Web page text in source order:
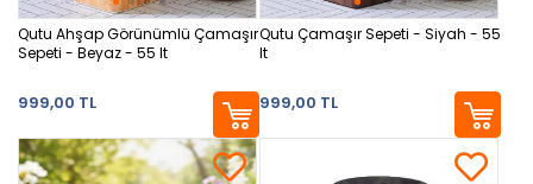
Qutu Ahşap Görünümlü Çamaşır
Sepeti - Beyaz - 55 lt
999,00 TL
Qutu Çamaşır Sepeti - Siyah - 55
lt
999,00 TL